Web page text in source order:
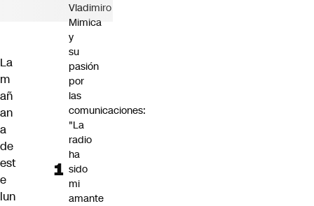
La
m
añ
an
a
de
est
e
lun
Vladimiro
Mimica
y
su
pasión
por
las
comunicaciones:
"La
radio
ha
sido
mi
amante